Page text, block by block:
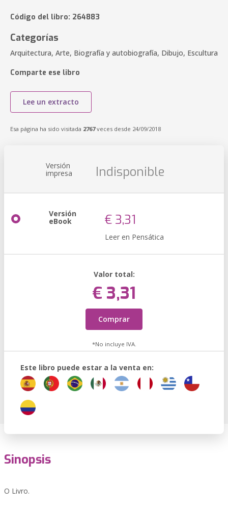
Código del libro: 264883
Categorías
Arquitectura, Arte, Biografía y autobiografía, Dibujo, Escultura
Comparte ese libro
Lee un extracto
Esa página ha sido visitada 2767veces desde 24/09/2018
Versión
impresa Indisponible
Versión
eBook € 3,31
Leer en Pensática
Valor total:
€ 3,31
Comprar
*No incluye IVA.
Este libro puede estar a la venta en:
Sinopsis
O Livro.